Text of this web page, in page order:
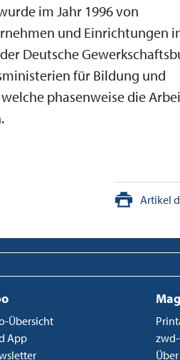
im Jahr 1996 von
und Einrichtungen
Deutsche
für Bildung und
phasenweise die
Artikel
Übersicht
App